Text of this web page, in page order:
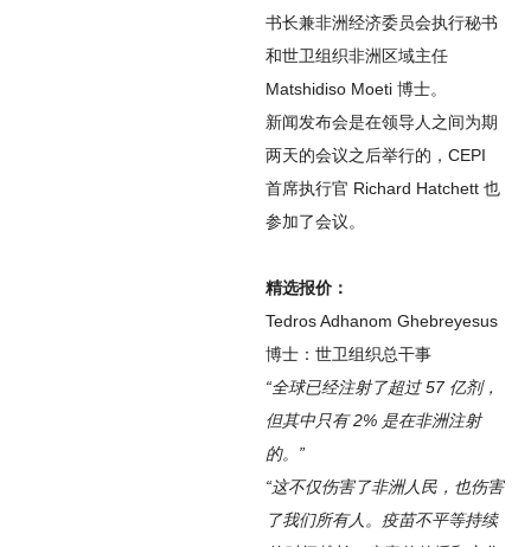
书长兼非洲经济委员会执行秘书
和世卫组织非洲区域主任
Matshidiso Moeti 博士。
新闻发布会是在领导人之间为期
两天的会议之后举行的，CEPI
首席执行官 Richard Hatchett 也
参加了会议。
精选报价：
Tedros Adhanom Ghebreyesus
博士：世卫组织总干事
“全球已经注射了超过 57 亿剂，
但其中只有 2% 是在非洲注射
的。”
“这不仅伤害了非洲人民，也伤害
了我们所有人。疫苗不平等持续